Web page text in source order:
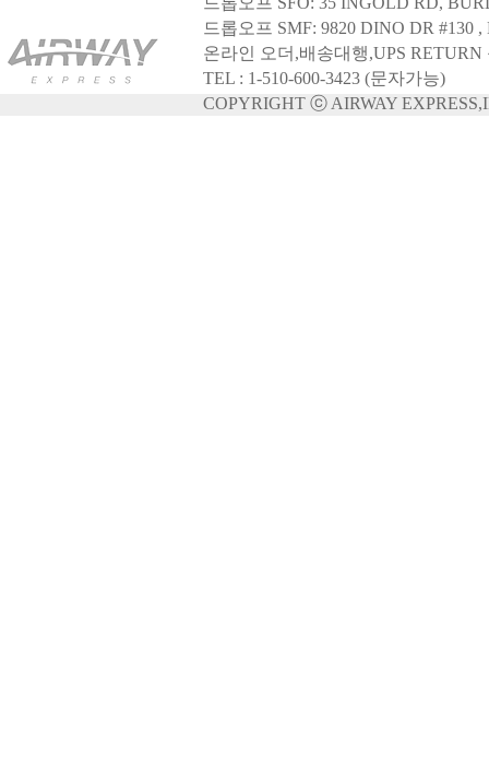
드롭오프
온라인오더,배송대행
TEL:1-510-600-3423(문자가능)